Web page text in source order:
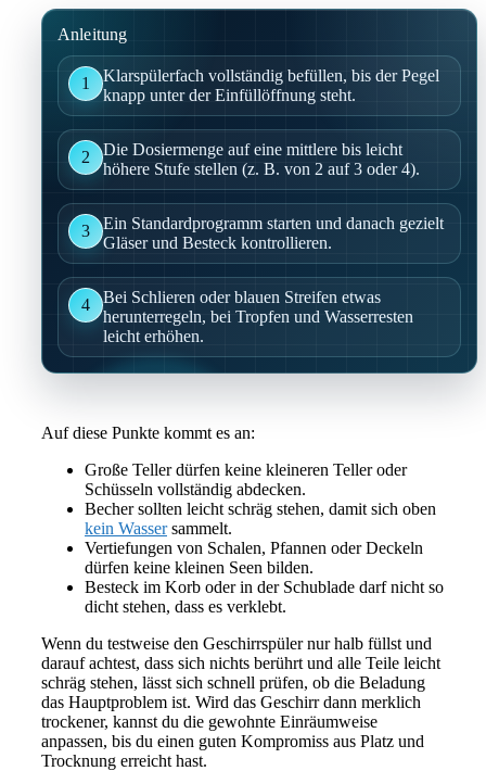
Anleitung
1
Klarspülerfach vollständig befüllen, bis der Pegel
knapp unter der Einfüllöffnung steht.
2
Die Dosiermenge auf eine mittlere bis leicht
höhere Stufe stellen (z. B. von 2 auf 3 oder 4).
3
Ein Standardprogramm starten und danach gezielt
Gläser und Besteck kontrollieren.
4
Bei Schlieren oder blauen Streifen etwas
herunterregeln, bei Tropfen und Wasserresten
leicht erhöhen.
Auf diese Punkte kommt es an:
Große Teller dürfen keine kleineren Teller oder
Schüsseln vollständig abdecken.
Becher sollten leicht schräg stehen, damit sich oben
kein Wassersammelt.
Vertiefungen von Schalen, Pfannen oder Deckeln
dürfen keine kleinen Seen bilden.
Besteck im Korb oder in der Schublade darf nicht so
dicht stehen, dass es verklebt.
Wenn du testweise den Geschirrspüler nur halb füllst und
darauf achtest, dass sich nichts berührt und alle Teile leicht
schräg stehen, lässt sich schnell prüfen, ob die Beladung
das Hauptproblem ist. Wird das Geschirr dann merklich
trockener, kannst du die gewohnte Einräumweise
anpassen, bis du einen guten Kompromiss aus Platz und
Trocknung erreicht hast.